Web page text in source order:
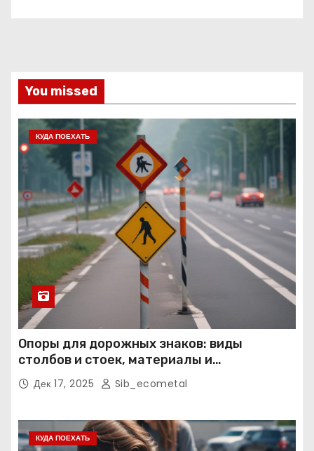
You missed
КУДА ПОЕХАТЬ
Опоры для дорожных знаков: виды
столбов и стоек, материалы и
нормативные требования
Дек 17, 2025 Sib_ecometal
КУДА ПОЕХАТЬ